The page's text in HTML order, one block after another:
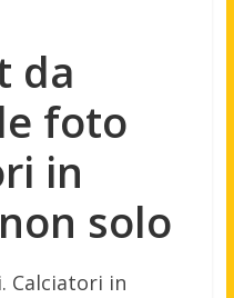
da
foto
in
solo
Calciatori in